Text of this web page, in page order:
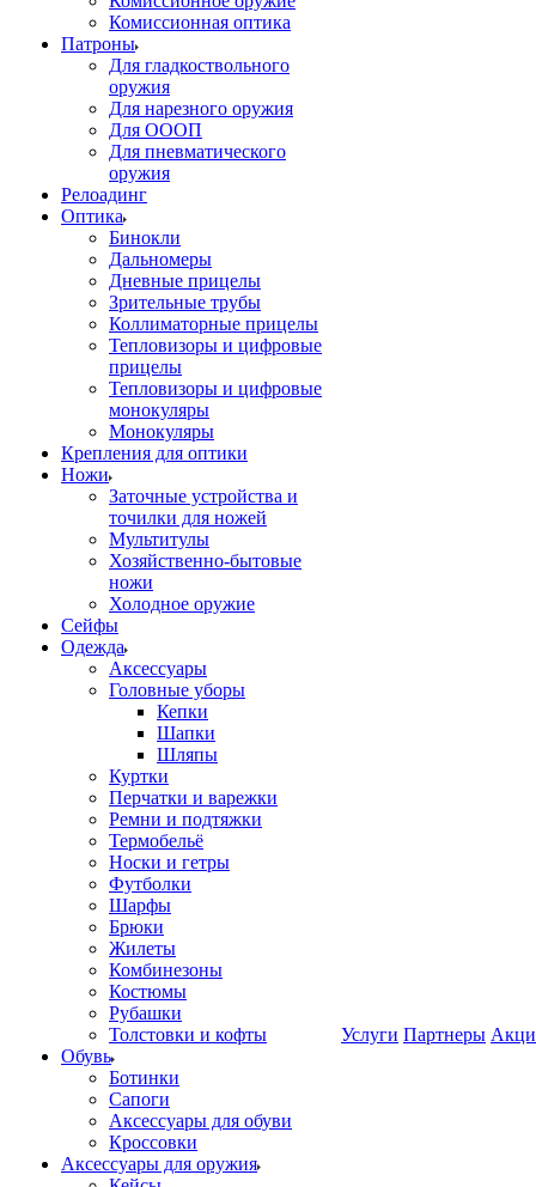
Комиссионная оптика
Патроны
Для гладкоствольного
оружия
Для нарезного оружия
Для ОООП
Для пневматического
оружия
Релоадинг
Оптика
Бинокли
Дальномеры
Дневные прицелы
Зрительные трубы
Коллиматорные прицелы
Тепловизоры и цифровые
прицелы
Тепловизоры и цифровые
монокуляры
Монокуляры
Крепления для оптики
Ножи
Заточные устройства и
точилки для ножей
Мультитулы
Хозяйственно-бытовые
ножи
Холодное оружие
Сейфы
Одежда
Аксессуары
Головные уборы
Кепки
Шапки
Шляпы
Куртки
Перчатки и варежки
Ремни и подтяжки
Термобельё
Носки и гетры
Футболки
Шарфы
Брюки
Жилеты
Комбинезоны
Костюмы
Рубашки
Толстовки и кофты
Обувь
Ботинки
Сапоги
Аксессуары для обуви
Кроссовки
Аксессуары для оружия
Услуги Партнеры